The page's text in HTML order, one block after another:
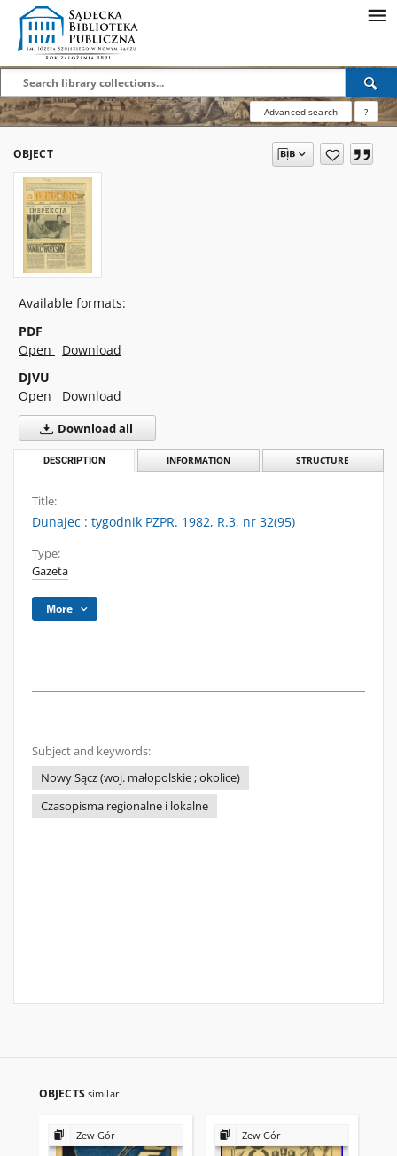
Advanced search ?
OBJECT
Available formats:
PDF
Open
Download
DJVU
Open
Download
Download all
DESCRIPTION INFORMATION STRUCTURE
Title:
Dunajec : tygodnik PZPR. 1982, R.3, nr 32(95)
Type:
Gazeta
More
Subject and keywords:
Nowy Sącz (woj. małopolskie ; okolice)
Czasopisma regionalne i lokalne
OBJECTS similar
Zew Gór Zew Gór